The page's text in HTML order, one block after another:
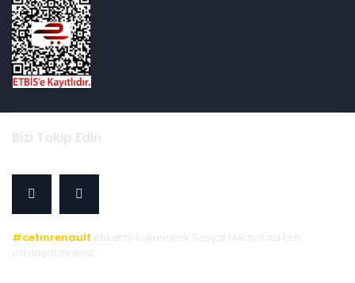
Bizi Takip Edin
#cetinrenault etiketini kullanarak Sosyal Medya'da bizi
paylaşabilirsiniz.